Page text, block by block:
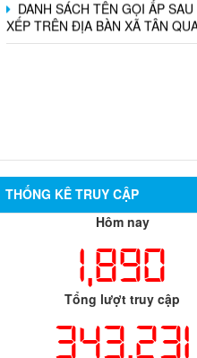
THỐNG KÊ TRUY CẬP
Hôm nay
1,890
Tổng lượt truy cập
343,231